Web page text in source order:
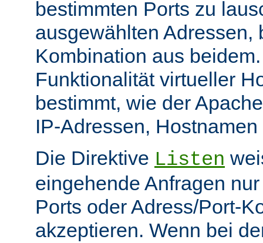
bestimmten Ports zu
ausgewählten Adressen,
Kombination aus
Funktionalität virtueller
bestimmt, wie der
IP-Adressen,
Die Direktive Listen
eingehende Anfragen
Ports oder Adress/Port-
akzeptieren. Wenn bei